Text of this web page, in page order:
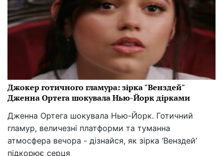
Сірники в лунках: секрет здорової розсади, про
який мало хто знає
Простота, доступність та помітний результат
зробили цей метод популярним серед городників
10:18 30.08